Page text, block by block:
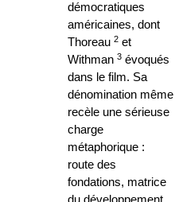
démocratiques
américaines, dont
Thoreau 2 et
Withman 3 évoqués
dans le film. Sa
dénomination même
recèle une sérieuse
charge
métaphorique :
route des
fondations, matrice